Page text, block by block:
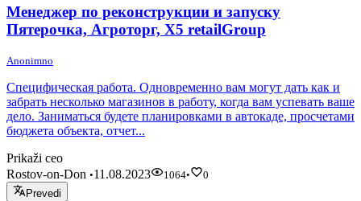
Менеджер по реконструкции и запуску
Пятерочка, Агроторг, X5 retailGroup
Anonimno
Специфическая работа. Одновременно вам могут дать как и
забрать несколько магазинов в работу, когда вам успевать ваше
дело. Заниматься будете планировками в автокаде, просчетами
бюджета объекта, отчет...
Prikaži ceo
Rostov-on-Don •11.08.2023 1064•
0
Prevedi